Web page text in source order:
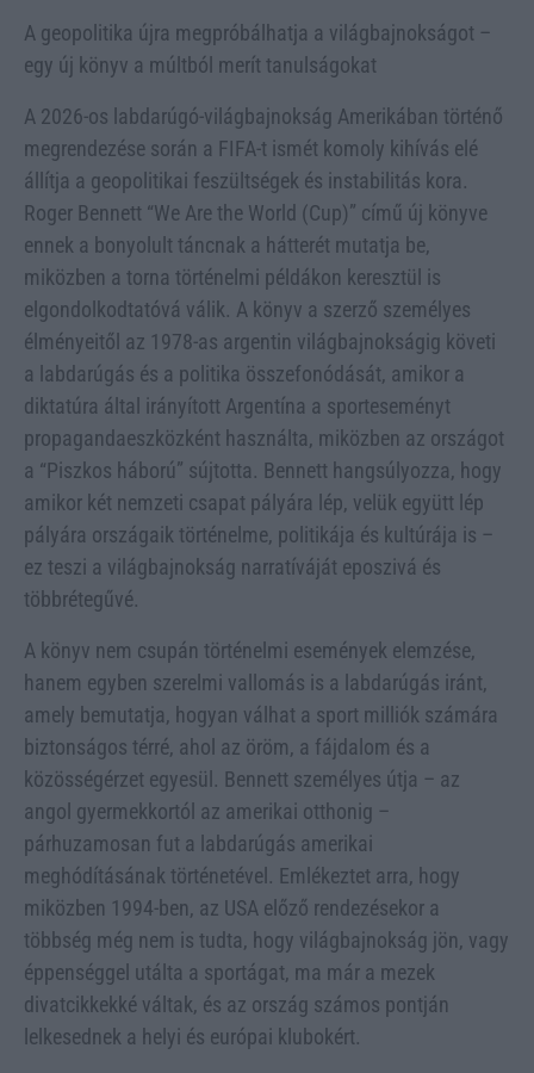
A geopolitika újra megpróbálhatja a világbajnokságot –
egy új könyv a múltból merít tanulságokat
A 2026-os labdarúgó-világbajnokság Amerikában történő
megrendezése során a FIFA-t ismét komoly kihívás elé
állítja a geopolitikai feszültségek és instabilitás kora.
Roger Bennett “We Are the World (Cup)” című új könyve
ennek a bonyolult táncnak a hátterét mutatja be,
miközben a torna történelmi példákon keresztül is
elgondolkodtatóvá válik. A könyv a szerző személyes
élményeitől az 1978-as argentin világbajnokságig követi
a labdarúgás és a politika összefonódását, amikor a
diktatúra által irányított Argentína a sporteseményt
propagandaeszközként használta, miközben az országot
a “Piszkos háború” sújtotta. Bennett hangsúlyozza, hogy
amikor két nemzeti csapat pályára lép, velük együtt lép
pályára országaik történelme, politikája és kultúrája is –
ez teszi a világbajnokság narratíváját eposzivá és
többrétegűvé.
A könyv nem csupán történelmi események elemzése,
hanem egyben szerelmi vallomás is a labdarúgás iránt,
amely bemutatja, hogyan válhat a sport milliók számára
biztonságos térré, ahol az öröm, a fájdalom és a
közösségérzet egyesül. Bennett személyes útja – az
angol gyermekkortól az amerikai otthonig –
párhuzamosan fut a labdarúgás amerikai
meghódításának történetével. Emlékeztet arra, hogy
miközben 1994-ben, az USA előző rendezésekor a
többség még nem is tudta, hogy világbajnokság jön, vagy
éppenséggel utálta a sportágat, ma már a mezek
divatcikkekké váltak, és az ország számos pontján
lelkesednek a helyi és európai klubokért.